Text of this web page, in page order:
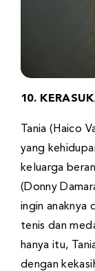
10.
Tania (Haico
yang
keluarga
(Donny
ingin anaknya
tenis dan
hanya itu,
dengan